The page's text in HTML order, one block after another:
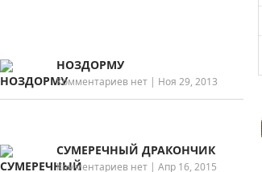
НОЗДОРМУ
Комментариев нет | Ноя 29, 2013
СУМЕРЕЧНЫЙ ДРАКОНЧИК
Комментариев нет |Апр 16, 2015